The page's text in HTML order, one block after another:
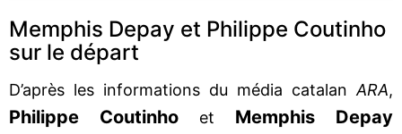
Memphis Depay et Philippe Coutinho
sur le départ
D’après les informations du média catalan ARA,
Philippe Coutinho et Memphis Depay